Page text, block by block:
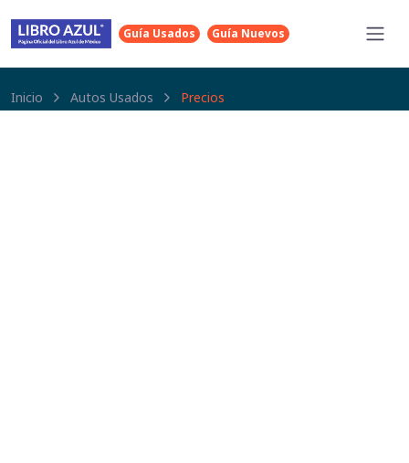
Guía Usados Guía Nuevos
Inicio Autos Usados Precios